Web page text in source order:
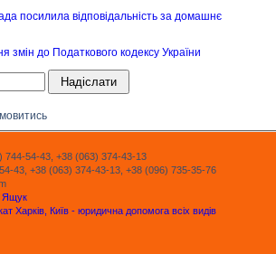
посилила відповідальність за домашнє
змін до Податкового кодексу України
744-54-43, +38 (063) 374-43-13
43, +38 (063) 374-43-13, +38 (096) 735-35-76
Ящук
Харків, Київ - юридична допомога всіх видів